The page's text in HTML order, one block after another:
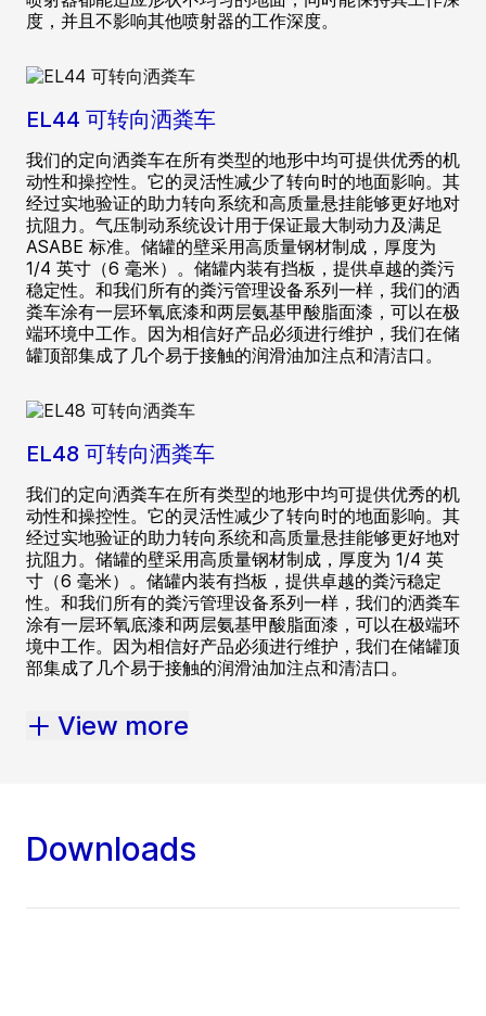
度，并且不影响其他喷射器的工作深度。
EL44 可转向洒粪车
我们的定向洒粪车在所有类型的地形中均可提供优秀的机
动性和操控性。它的灵活性减少了转向时的地面影响。其
经过实地验证的助力转向系统和高质量悬挂能够更好地对
抗阻力。气压制动系统设计用于保证最大制动力及满足
ASABE 标准。储罐的壁采用高质量钢材制成，厚度为
1/4 英寸（6 毫米）。储罐内装有挡板，提供卓越的粪污
稳定性。和我们所有的粪污管理设备系列一样，我们的洒
粪车涂有一层环氧底漆和两层氨基甲酸脂面漆，可以在极
端环境中工作。因为相信好产品必须进行维护，我们在储
罐顶部集成了几个易于接触的润滑油加注点和清洁口。
EL48 可转向洒粪车
我们的定向洒粪车在所有类型的地形中均可提供优秀的机
动性和操控性。它的灵活性减少了转向时的地面影响。其
经过实地验证的助力转向系统和高质量悬挂能够更好地对
抗阻力。储罐的壁采用高质量钢材制成，厚度为 1/4 英
寸（6 毫米）。储罐内装有挡板，提供卓越的粪污稳定
性。和我们所有的粪污管理设备系列一样，我们的洒粪车
涂有一层环氧底漆和两层氨基甲酸脂面漆，可以在极端环
境中工作。因为相信好产品必须进行维护，我们在储罐顶
部集成了几个易于接触的润滑油加注点和清洁口。
View more
Downloads